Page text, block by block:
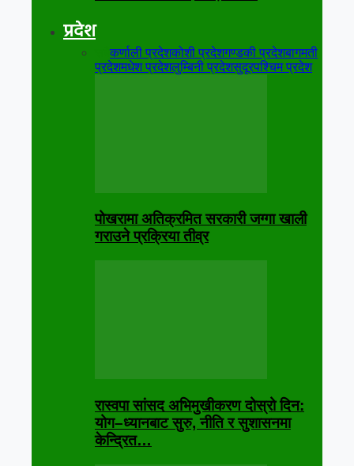
प्रदेश
सबैकर्णाली प्रदेशकोशी प्रदेशगण्डकी प्रदेशबागमती
प्रदेशमधेश प्रदेशलुम्बिनी प्रदेशसुदूरपश्चिम प्रदेश
पोखरामा अतिक्रमित सरकारी जग्गा खाली
गराउने प्रक्रिया तीव्र
रास्वपा सांसद अभिमुखीकरण दोस्रो दिन:
योग–ध्यानबाट सुरु, नीति र सुशासनमा
केन्द्रित…